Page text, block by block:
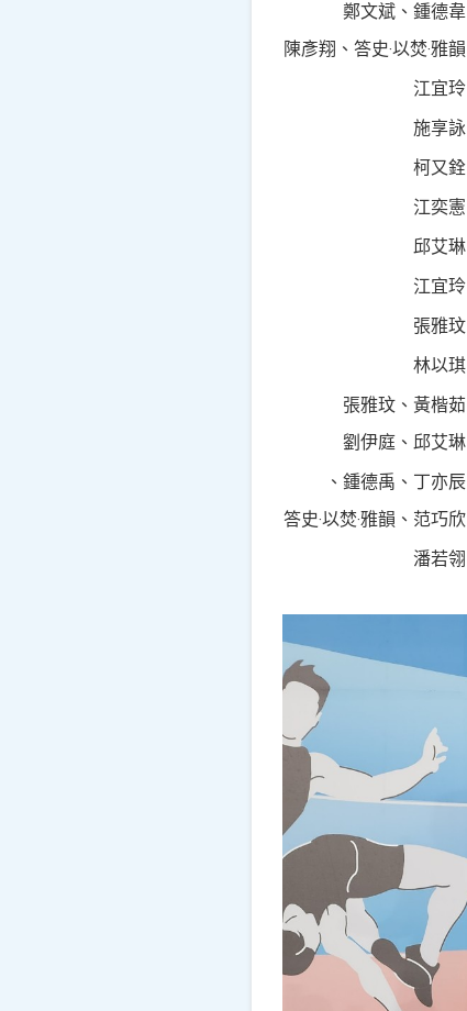
鄭文斌、鍾德韋
陳彥翔、答史‧以焚‧雅韻
江宜玲
施享詠
柯又銓
江奕憲
邱艾琳
江宜玲
張雅玟
林以琪
張雅玟、黃楷茹
劉伊庭、邱艾琳
鍾德禹、丁亦辰、
答史‧以焚‧雅韻、范巧欣
潘若翎